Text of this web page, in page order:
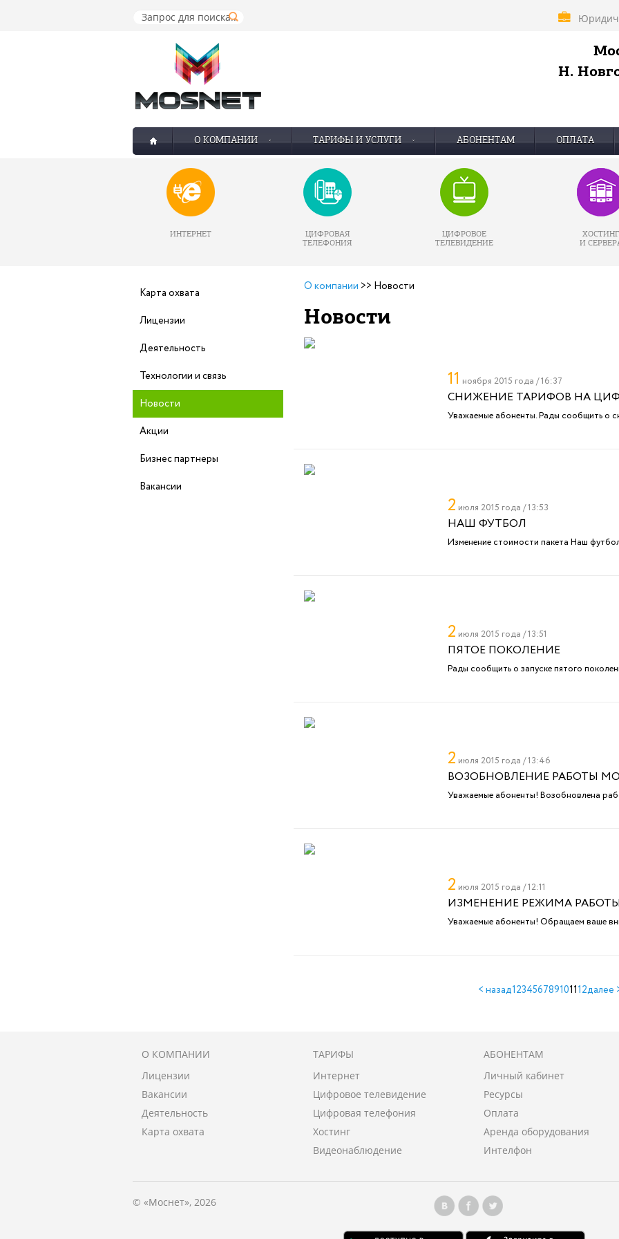
Н.
О КОМПАНИИ ТАРИФЫ И УСЛУГИ АБОНЕНТАМ ОПЛАТА
ИНТЕРНЕТ
ЦИФРОВАЯ
ТЕЛЕФОНИЯ
ЦИФРОВОЕ
ТЕЛЕВИДЕНИЕ
ХОСТИНГ
И
Карта охвата
Лицензии
Деятельность
Технологии и связь
Новости
Акции
Бизнес партнеры
Вакансии
О компании >> Новости
Новости
11 ноября 2015 года / 16:37
СНИЖЕНИЕ ТАРИФОВ НА
Уважаемые абоненты. Рады сообщить о
2 июля 2015 года / 13:53
НАШ ФУТБОЛ
Изменение стоимости пакета Наш
2 июля 2015 года / 13:51
ПЯТОЕ ПОКОЛЕНИЕ
Рады сообщить о запуске пятого
2 июля 2015 года / 13:46
ВОЗОБНОВЛЕНИЕ РАБОТЫ
Уважаемые абоненты! Возобновлена
2 июля 2015 года / 12:11
ИЗМЕНЕНИЕ РЕЖИМА
Уважаемые абоненты! Обращаем ваше
< назад123456789101112далее
О КОМПАНИИ
Лицензии
Вакансии
Деятельность
Карта охвата
ТАРИФЫ
Интернет
Цифровое телевидение
Цифровая телефония
Хостинг
Видеонаблюдение
АБОНЕНТАМ
Личный кабинет
Ресурсы
Oплата
Аренда оборудования
Интелфон
© «Моснет», 2026